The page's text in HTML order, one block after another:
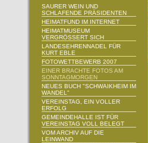
SAURER WEIN UND
SCHLAFENDE PRÄSIDENTEN
HEIMATFUND IM INTERNET
HEIMATMUSEUM
VERGRÖSSERT SICH
LANDESEHRENNADEL FÜR
KURT EBLE
FOTOWETTBEWERB 2007
EINER BRACHTE FOTOS AM
SONNTAGMORGEN
NEUES BUCH "SCHWAIKHEIM IM
WANDEL"
VEREINSTAG, EIN VOLLER
ERFOLG
GEMEINDEHALLE IST FÜR
VEREINSTAG VOLL BELEGT
VOM ARCHIV AUF DIE
LEINWAND